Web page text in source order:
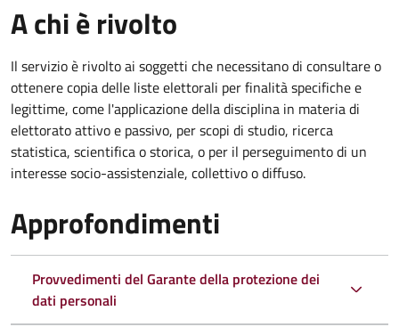
A chi è rivolto
Il servizio è rivolto ai soggetti che necessitano di consultare o
ottenere copia delle liste elettorali per finalità specifiche e
legittime, come l'applicazione della disciplina in materia di
elettorato attivo e passivo, per scopi di studio, ricerca
statistica, scientifica o storica, o per il perseguimento di un
interesse socio-assistenziale, collettivo o diffuso.
Approfondimenti
Provvedimenti del Garante della protezione dei
dati personali